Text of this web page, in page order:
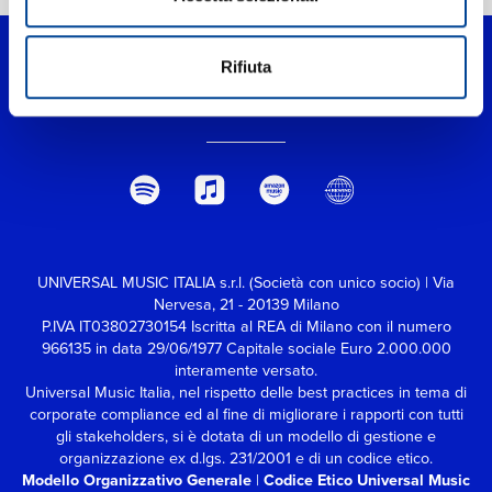
Rifiuta
UNIVERSAL MUSIC ITALIA s.r.l. (Società con unico socio) | Via
Nervesa, 21 - 20139 Milano
P.IVA IT03802730154 Iscritta al REA di Milano con il numero
966135 in data 29/06/1977 Capitale sociale Euro 2.000.000
interamente versato.
Universal Music Italia, nel rispetto delle best practices in tema di
corporate compliance ed al fine di migliorare i rapporti con tutti
gli stakeholders, si è dotata di un modello di gestione e
organizzazione ex d.lgs. 231/2001 e di un codice etico.
Modello Organizzativo Generale | Codice Etico Universal Music